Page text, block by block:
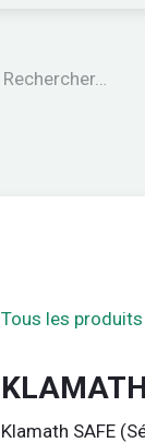
Tous les produits
Klamath SAFE